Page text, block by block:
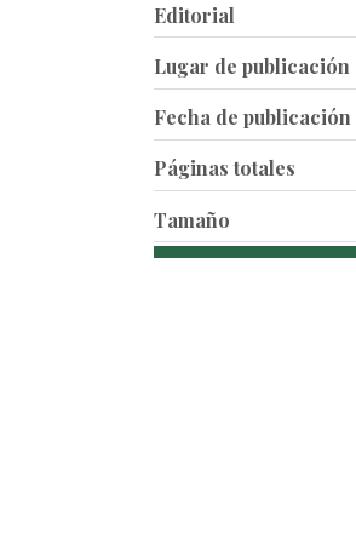
Editorial
Lugar de publicación
Fecha de publicación
Páginas totales
Tamaño